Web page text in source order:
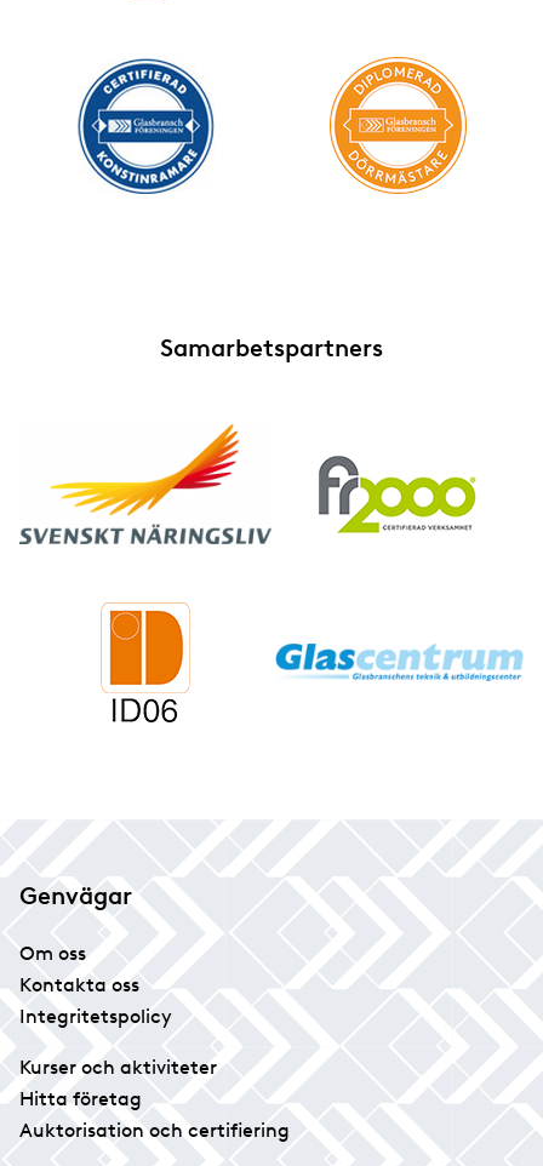
Samarbetspartners
Genvägar
Om oss
Kontakta oss
Integritetspolicy
Kurser och aktiviteter
Hitta företag
Auktorisation och certifiering